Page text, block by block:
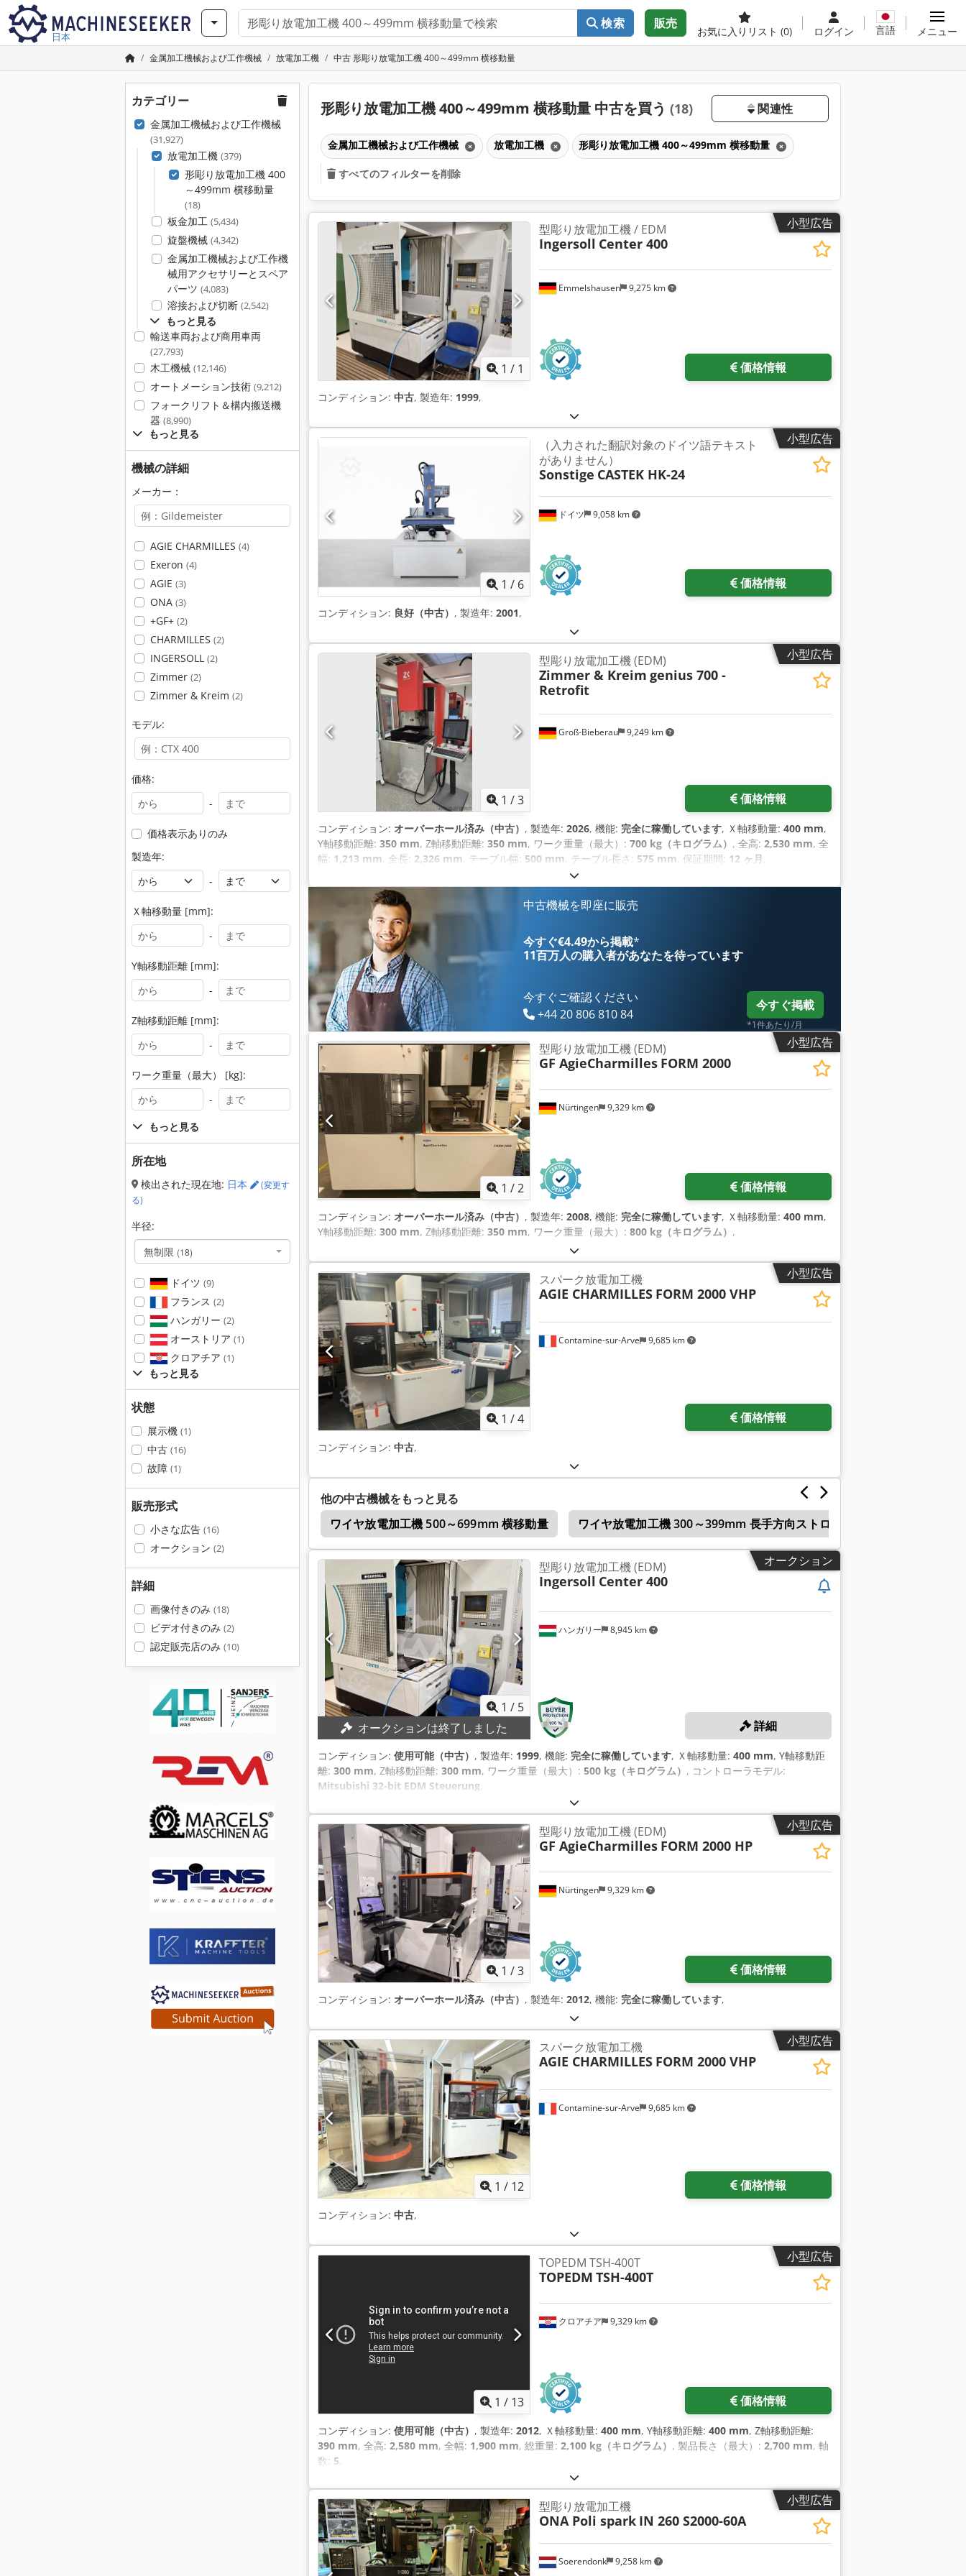
日本
検索 販売
お気に入りリスト (0) ログイン 言語 メニュー
金属加工機械および工作機械 放電加工機 中古 形彫り放電加工機 400～499mm 横移動量
カテゴリー
金属加工機械および工作機械
(31,927)
放電加工機 (379)
形彫り放電加工機 400
～499mm 横移動量
(18)
板金加工 (5,434)
旋盤機械 (4,342)
金属加工機械および工作機
械用アクセサリーとスペア
パーツ (4,083)
溶接および切断 (2,542)
もっと見る
輸送車両および商用車両
(27,793)
木工機械 (12,146)
オートメーション技術 (9,212)
フォークリフト＆構内搬送機
器 (8,990)
もっと見る
機械の詳細
メーカー：
AGIE CHARMILLES (4)
Exeron (4)
AGIE (3)
ONA (3)
+GF+ (2)
CHARMILLES (2)
INGERSOLL (2)
Zimmer (2)
Zimmer & Kreim (2)
モデル:
価格:
-
価格表示ありのみ
製造年:
-
Ｘ軸移動量 [mm]:
-
Y軸移動距離 [mm]:
-
Z軸移動距離 [mm]:
-
ワーク重量（最大） [kg]:
-
もっと見る
所在地
検出された現在地: 日本
(変更す
る)
半径:
無制限 (18)
ドイツ (9)
フランス (2)
ハンガリー (2)
オーストリア (1)
クロアチア (1)
もっと見る
状態
展示機 (1)
中古 (16)
故障 (1)
販売形式
小さな広告 (16)
オークション (2)
詳細
画像付きのみ (18)
ビデオ付きのみ (2)
認定販売店のみ (10)
形彫り放電加工機 400～499mm 横移動量 中古を買う (18) 関連性
金属加工機械および工作機械 放電加工機 形彫り放電加工機 400～499mm 横移動量
すべてのフィルターを削除
小型広告
1 / 1
Emmelshausen 9,275 km
型彫り放電加工機 / EDM
Ingersoll Center 400
価格情報
コンディション: 中古, 製造年: 1999,
小型広告
1 / 6
ドイツ 9,058 km
（入力された翻訳対象のドイツ語テキスト
がありません）
Sonstige CASTEK HK-24
価格情報
コンディション: 良好（中古） , 製造年: 2001,
小型広告
1 /3
Groß-Bieberau 9,249 km
型彫り放電加工機 (EDM)
Zimmer & Kreim genius 700 -
Retrofit
価格情報
コンディション: オーバーホール済み（中古） , 製造年: 2026, 機能: 完全に稼働しています, Ｘ軸移動量: 400 mm,
Y軸移動距離: 350 mm, Z軸移動距離: 350 mm, ワーク重量（最大）: 700 kg（キログラム） , 全高: 2,530 mm, 全
幅: 1,213 mm, 全長: 2,326 mm, テーブル幅: 500 mm, テーブル長さ: 575 mm, 保証期間: 12 ヶ月,
中古機械を即座に販売
今すぐ€4.49から掲載*
11百万人の購入者があなたを待っています
今すぐご確認ください
+44 20 806 810 84
今すぐ掲載
*1件あたり/月
小型広告
1 /2
Nürtingen 9,329 km
型彫り放電加工機 (EDM)
GF AgieCharmilles FORM 2000
価格情報
コンディション: オーバーホール済み（中古） , 製造年: 2008, 機能: 完全に稼働しています, Ｘ軸移動量: 400 mm,
Y軸移動距離: 300 mm, Z軸移動距離: 350 mm, ワーク重量（最大）: 800 kg（キログラム） ,
小型広告
1 /4
Contamine-sur-Arve 9,685 km
スパーク放電加工機
AGIE CHARMILLES FORM 2000 VHP
価格情報
コンディション: 中古,
他の中古機械をもっと見る
ワイヤ放電加工機 500～699mm 横移動量
ワイヤ放電加工機 300～399mm 長手方向ストローク
Charmilles Erosion
オークション
1 / 5
オークションは終了しました
ハンガリー 8,945 km
型彫り放電加工機 (EDM)
Ingersoll Center 400
詳細
コンディション: 使用可能（中古） , 製造年: 1999, 機能: 完全に稼働しています, Ｘ軸移動量: 400 mm, Y軸移動距
離: 300 mm, Z軸移動距離: 300 mm, ワーク重量（最大）: 500 kg（キログラム） , コントローラモデル:
Mitsubishi 32-bit EDM Steuerung,
小型広告
1 /3
Nürtingen 9,329 km
型彫り放電加工機 (EDM)
GF AgieCharmilles FORM 2000 HP
価格情報
コンディション: オーバーホール済み（中古） , 製造年: 2012, 機能: 完全に稼働しています,
小型広告
1 / 12
Contamine-sur-Arve 9,685 km
スパーク放電加工機
AGIE CHARMILLES FORM 2000 VHP
価格情報
コンディション: 中古,
小型広告
1 / 13
クロアチア 9,329 km
TOPEDM TSH-400T
TOPEDM TSH-400T
価格情報
コンディション: 使用可能（中古） , 製造年: 2012, Ｘ軸移動量: 400 mm, Y軸移動距離: 400 mm, Z軸移動距離:
390 mm, 全高: 2,580 mm, 全幅: 1,900 mm, 総重量: 2,100 kg（キログラム） , 製品長さ（最大）: 2,700 mm, 軸
数: 5,
小型広告
Soerendonk 9,258 km
型彫り放電加工機
ONA Poli spark IN 260 S2000-60A